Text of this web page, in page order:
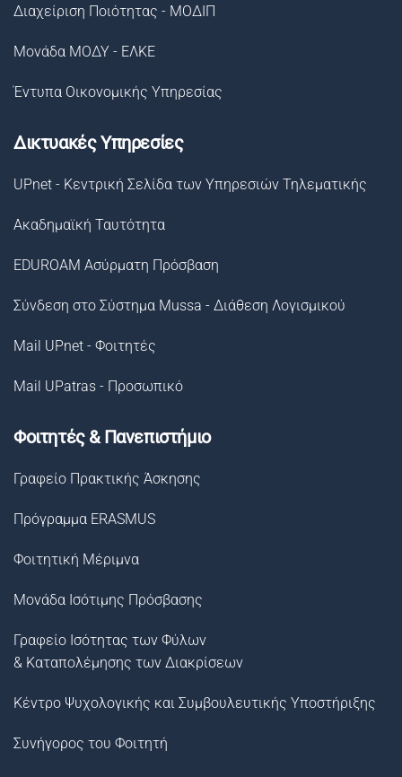
Διαχείριση Ποιότητας - ΜΟΔΙΠ
Μονάδα ΜΟΔΥ - ΕΛΚΕ
Έντυπα Οικονομικής Υπηρεσίας
Δικτυακές Υπηρεσίες
UPnet - Κεντρική Σελίδα των Υπηρεσιών Τηλεματικής
Ακαδημαϊκή Ταυτότητα
EDUROAM Ασύρματη Πρόσβαση
Σύνδεση στο Σύστημα Μussa - Διάθεση Λογισμικού
Mail UPnet - Φοιτητές
Mail UPatras - Προσωπικό
Φοιτητές & Πανεπιστήμιο
Γραφείο Πρακτικής Άσκησης
Πρόγραμμα ERASMUS
Φοιτητική Μέριμνα
Μονάδα Ισότιμης Πρόσβασης
Γραφείο Ισότητας των Φύλων
& Καταπολέμησης των Διακρίσεων
Κέντρο Ψυχολογικής και Συμβουλευτικής Υποστήριξης
Συνήγορος του Φοιτητή